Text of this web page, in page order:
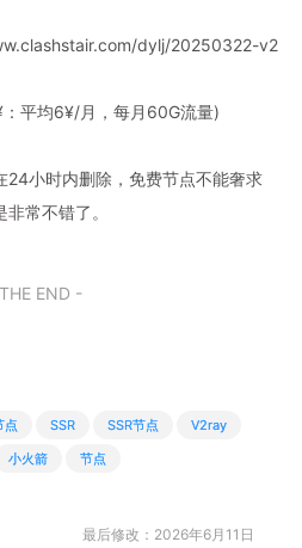
dylj/20250322-v2
：平均6¥/月，每月60G流量)
24小时内删除，免费节点不能奢求
常不错了。
END -
点 SSR SSR节点
V2ray
小火箭 节点
最后修改：2026年6月11日